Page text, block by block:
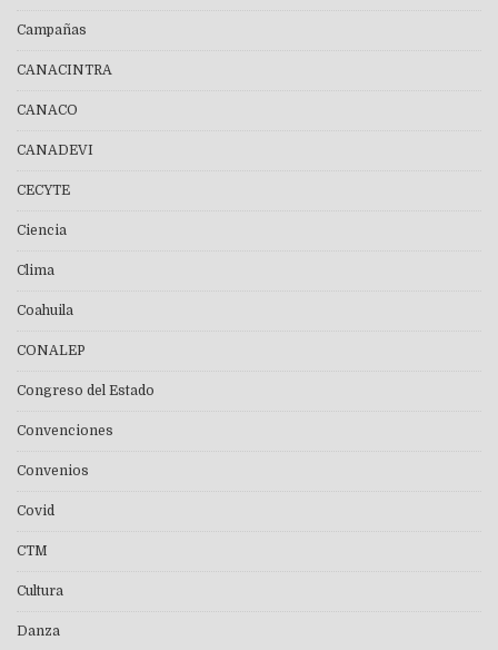
Campañas
CANACINTRA
CANACO
CANADEVI
CECYTE
Ciencia
Clima
Coahuila
CONALEP
Congreso del Estado
Convenciones
Convenios
Covid
CTM
Cultura
Danza